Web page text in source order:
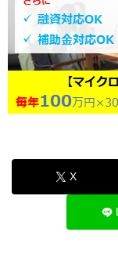
X